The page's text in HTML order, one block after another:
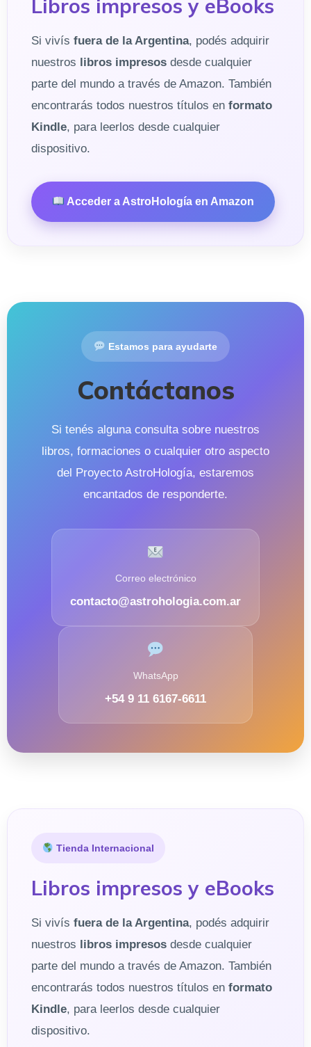
Libros impresos y eBooks
Si vivís fuera de la Argentina, podés adquirir
nuestros
libros impresos desde cualquier
parte del mundo a través de Amazon. También
encontrarás todos nuestros títulos en formato
Kindle, para leerlos desde cualquier
dispositivo.
Acceder a AstroHología en Amazon
Estamos para ayudarte
Contáctanos
Si tenés alguna consulta sobre nuestros
libros, formaciones o cualquier otro aspecto
del Proyecto AstroHología, estaremos
encantados de responderte.
Correo electrónico
contacto@astrohologia.com.ar
WhatsApp
+54 9 11 6167-6611
Tienda Internacional
Libros impresos y eBooks
Si vivís fuera de la Argentina, podés adquirir
nuestros
libros impresos desde cualquier
parte del mundo a través de Amazon. También
encontrarás todos nuestros títulos en formato
Kindle, para leerlos desde cualquier
dispositivo.